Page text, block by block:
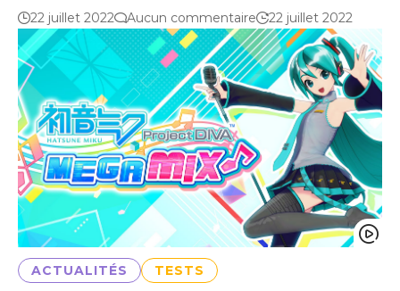
22 juillet 2022 Aucun commentaire 22 juillet 2022
ACTUALITÉS TESTS